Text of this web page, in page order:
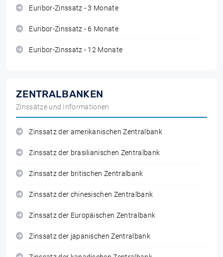
Euribor-Zinssatz - 3 Monate
Euribor-Zinssatz - 6 Monate
Euribor-Zinssatz - 12 Monate
ZENTRALBANKEN
Zinssätze und Informationen
Zinssatz der amerikanischen Zentralbank
Zinssatz der brasilianischen Zentralbank
Zinssatz der britischen Zentralbank
Zinssatz der chinesischen Zentralbank
Zinssatz der Europäischen Zentralbank
Zinssatz der japanischen Zentralbank